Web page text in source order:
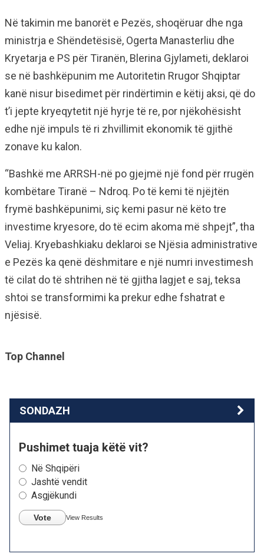
Në takimin me banorët e Pezës, shoqëruar dhe nga
ministrja e Shëndetësisë, Ogerta Manasterliu dhe
Kryetarja e PS për Tiranën, Blerina Gjylameti, deklaroi
se në bashkëpunim me Autoritetin Rrugor Shqiptar
kanë nisur bisedimet për rindërtimin e këtij aksi, që do
t’i jepte kryeqytetit një hyrje të re, por njëkohësisht
edhe një impuls të ri zhvillimit ekonomik të gjithë
zonave ku kalon.
“Bashkë me ARRSH-në po gjejmë një fond për rrugën
kombëtare Tiranë – Ndroq. Po të kemi të njëjtën
frymë bashkëpunimi, siç kemi pasur në këto tre
investime kryesore, do të ecim akoma më shpejt”, tha
Veliaj. Kryebashkiaku deklaroi se Njësia administrative
e Pezës ka qenë dëshmitare e një numri investimesh
të cilat do të shtrihen në të gjitha lagjet e saj, teksa
shtoi se transformimi ka prekur edhe fshatrat e
njësisë.
Top Channel
SONDAZH
Pushimet tuaja këtë vit?
Në Shqipëri
Jashtë vendit
Asgjëkundi
Vote View Results